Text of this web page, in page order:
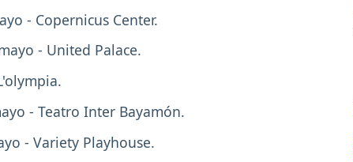
- Copernicus Center.
- United Palace.
- Teatro Inter Bayamón.
- Variety Playhouse.